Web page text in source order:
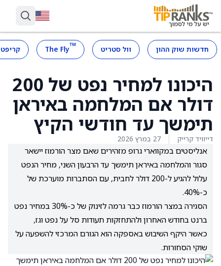
חדשות שוק ההון וול סטריט ™
The Fly
היכונו למחיר נפט של 200
דולר אם המלחמה באיראן
תימשך עד חודשי הקיץ
דייוויד קרייק 27 במרץ 2026
אנליסטים במקווארי גרופ מזהירים שאם מצר הורמוז יישאר
סגור והמלחמה באיראן תימשך עד הרבעון השני, מחיר הנפט
עלול להגיע ל-200 דולר לחבית, עם הסתברות מוערכת של
כ-40%.
הסגירה במצר הורמוז כבר גרמה לזינוק של כ-30% במחיר נפט
ברנט בחודש האחרון ולהתחזקות תעודות סל על נפט וגז,
כאשר היקף השיבוש באספקה הוא הגורם המרכזי להשפעה על
שוקי הסחורות.